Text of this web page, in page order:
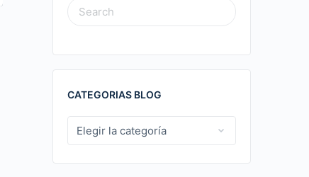
SEARCH
FOR:
CATEGORIAS BLOG
CATEGORIAS
BLOG